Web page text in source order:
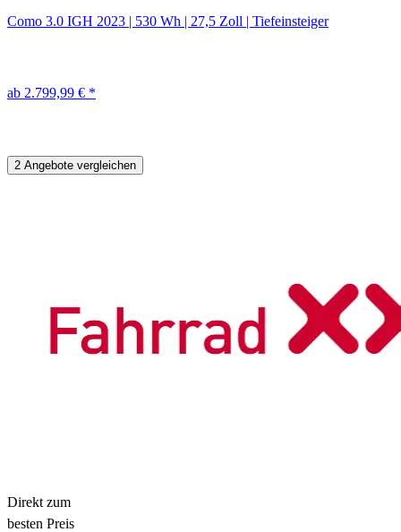
Como 3.0 IGH 2023 | 530 Wh | 27,5 Zoll | Tiefeinsteiger
ab 2.799,99 € *
2 Angebote vergleichen
Direkt zum
besten Preis